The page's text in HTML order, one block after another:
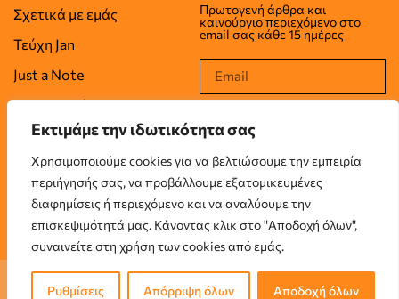
Εκτιμάμε την ιδωτικότητα σας
Χρησιμοποιούμε cookies για να βελτιώσουμε την εμπειρία
περιήγησής σας, να προβάλλουμε εξατομικευμένες
διαφημίσεις ή περιεχόμενο και να αναλύουμε την
επισκεψιμότητά μας. Κάνοντας κλικ στο "Αποδοχή όλων",
συναινείτε στη χρήση των cookies από εμάς.
Ρυθμίσεις Απόρριψη όλων Αποδοχή όλων
Σχετικά με εμάς
Τεύχη Jan
Just a Note
Επικοινωνία
Όροι Χρήσης
Πολιτική Απορρήτου
Πολιτική Cookies
Πρωτογενή άρθρα και
καινούργιο περιεχόμενο στο
email σας κάθε 15 ημέρες
© 2026 JUSTANUMBER LTD, London, UK. All rights reserved.